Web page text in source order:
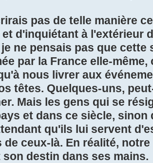
pas de telle manière
d'inquiétant à l'extérieur
ne pensais pas que cette
par la France elle-même,
nous livrer aux
têtes. Quelques-uns,
Mais les gens qui se
et dans ce siècle,
qu'ils lui servent
de ceux-là. En réalité,
son destin dans ses mains.